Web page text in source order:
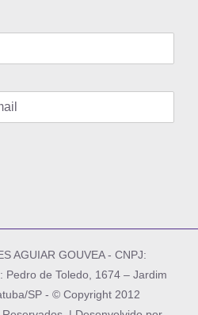
AGUIAR GOUVEA - CNPJ:
Pedro de Toledo, 1674 – Jardim
SP - © Copyright 2012